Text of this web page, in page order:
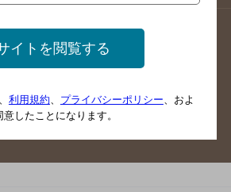
イトを閲覧する
利用規約、 プライバシーポリシー、およ
したことになります。